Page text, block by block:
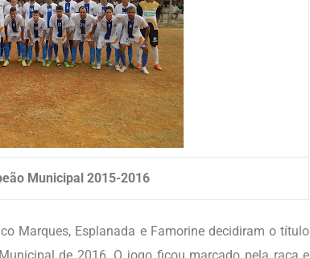
Municipal 2015-2016
Marques, Esplanada e Famorine decidiram o título